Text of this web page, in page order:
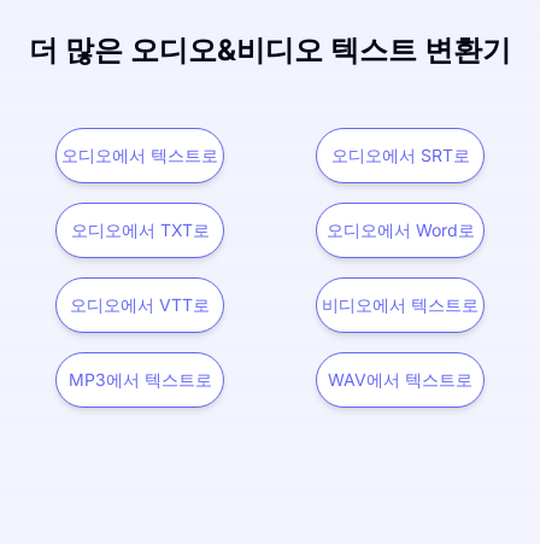
더 많은 오디오&비디오 텍스트 변환기
오디오에서 텍스트로 오디오에서 SRT로
오디오에서 TXT로 오디오에서 Word로
오디오에서 VTT로 비디오에서 텍스트로
MP3에서 텍스트로 WAV에서 텍스트로